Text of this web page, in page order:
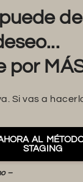
por
Si vas a
AL
STAGING
–